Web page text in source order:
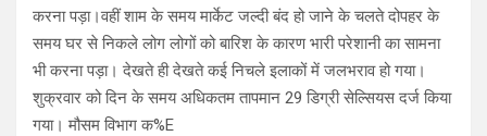
करना पड़ा।वहीं शाम के समय मार्केट जल्दी बंद हो जाने के चलते दोपहर के
समय घर से निकले लोग लोगों को बारिश के कारण भारी परेशानी का सामना
भी करना पड़ा। देखते ही देखते कई निचले इलाकों में जलभराव हो गया।
शुक्रवार को दिन के समय अधिकतम तापमान 29 डिग्री सेल्सियस दर्ज किया
गया। मौसम विभाग क%E